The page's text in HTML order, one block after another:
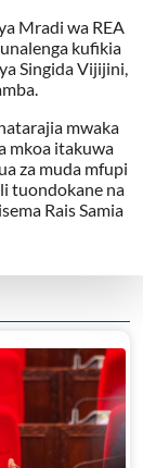
Mradi wa REA
kufikia
Singida Vijijini,
mwaka
mkoa itakuwa
za muda mfupi
tuondokane na
Rais Samia